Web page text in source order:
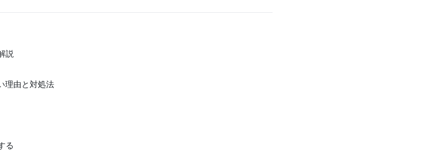
説
理由と対処法
る